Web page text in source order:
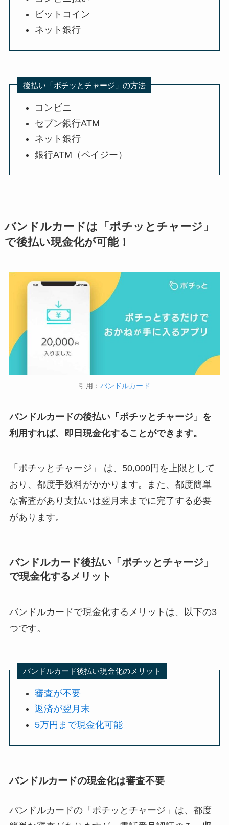
ビットコイン
ネット銀行
後払い「ポチッとチャージ」の方法
コンビニ
セブン銀行ATM
ネット銀行
銀行ATM（ペイジー）
バンドルカードは「ポチッとチャージ」
で後払い現金化が可能！
引用： バンドルカード
バンドルカードの後払い「ポチッとチャージ」を
利用すれば、即日現金化することができます。
「ポチッとチャージ」 は、50,000円を上限として
おり、都度手数料がかかります。また、都度簡単
な審査があり支払いは翌月末までに完了する必要
があります。
バンドルカード後払い「ポチッとチャージ」
で現金化するメリット
バンドルカードで現金化するメリットは、以下の3
つです。
バンドルカード後払い現金化のメリット
審査が不要
返済が翌月末
5万円まで現金化可能
バンドルカードの現金化は審査不要
バンドルカードの「ポチッとチャージ」は、都度